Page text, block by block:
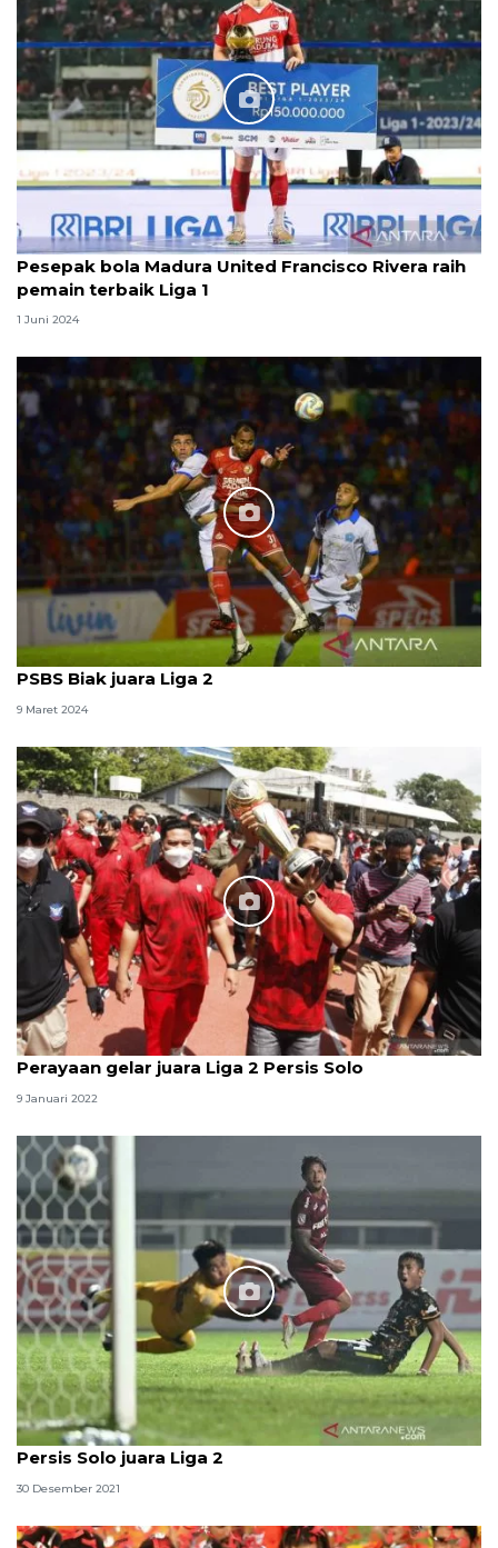
Pesepak bola Madura United Francisco Rivera raih
pemain terbaik Liga 1
1 Juni 2024
PSBS Biak juara Liga 2
9 Maret 2024
Perayaan gelar juara Liga 2 Persis Solo
9 Januari 2022
Persis Solo juara Liga 2
30 Desember 2021